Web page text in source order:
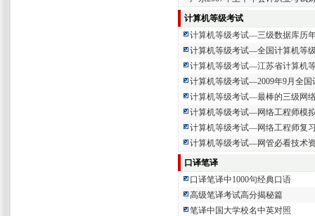
计算机等级考试
计算机等级考试—三级数据库历
计算机等级考试—全国计算机等
计算机等级考试—江苏省计算机
计算机等级考试—2009年9月全国
计算机等级考试—最棒的三级网
计算机等级考试—网络工程师模
计算机等级考试—网络工程师复
计算机等级考试—网管必看技术
口译笔译
口译笔译中1000句经典口语
高级笔译考试高分揭秘篇
笔译中国大学校名中英对照